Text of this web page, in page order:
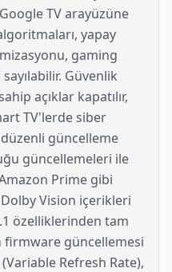
TV arayüzüne
yapay
gaming
Güvenlik
açıklar kapatılır,
TV'lerde siber
güncelleme
güncellemeleri ile
Prime gibi
Vision içerikleri
özelliklerinden tam
firmware güncellemesi
Refresh Rate),